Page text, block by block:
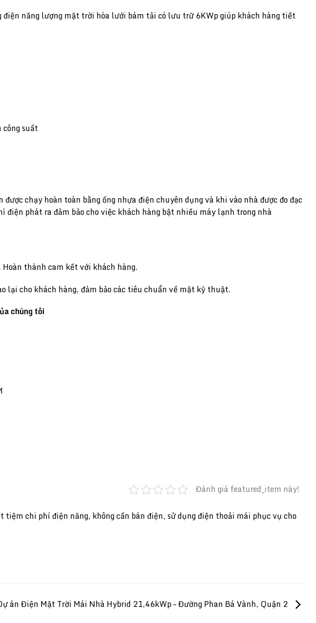
năng lượng mặt trời hòa lưới bám tải có lưu trữ 6KWp giúp khách hàng tiết
suất
chạy hoàn toàn bằng ống nhựa điện chuyên dụng và khi vào nhà được đo đạc
phát ra đảm bảo cho việc khách hàng bật nhiều máy lạnh trong nhà
thành cam kết với khách hàng.
lại cho khách hàng, đảm bảo các tiêu chuẩn về mặt kỹ thuật.
chúng tôi
Đánh giá featured_item này!
chi phí điện năng, không cần bán điện, sử dụng điện thoải mái phục vụ cho
án Điện Mặt Trời Mái Nhà Hybrid 21,46kWp – Đường Phan Bá Vành, Quận 2